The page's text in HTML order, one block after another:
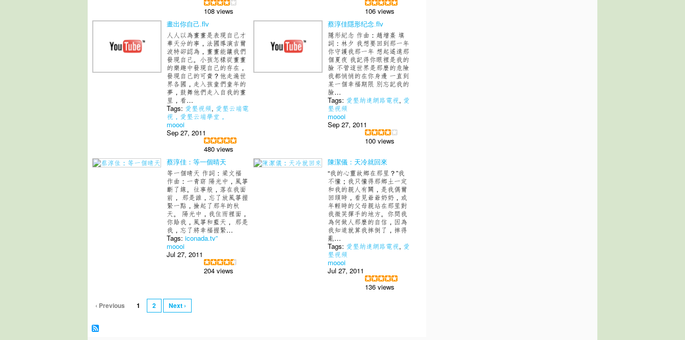
108 views
106 views
畫出你自己.flv
人人以為畫畫是表現自己才
華天分的事，法國導演吉爾
波特卻認為，畫畫能讓我們
發現自己。小孩怎樣從畫畫
的樂趣中發現自己的存在，
發現自己的可貴？他走遍世
界各國，走入孩童們童年的
夢，鼓舞他們走入自我的畫
里，看…
Tags: 愛墾視頻, 愛墾云端電
視，愛墾云端學堂，
moooi
Sep 27, 2011
480 views
蔡淳佳隱形纪念.flv
隱形紀念 作曲：趙增熹 填
詞：林夕 我想要回到那一年
你守護我那一年 想起遙遠那
個夏夜 我記得你眼裡是我的
臉 不管這世界是那麼的危險
我都悄悄的在你身邊 一直到
某一個幸福期限 別忘記我的
臉…
Tags: 愛墾納達網路電視, 愛
墾視頻
moooi
Sep 27, 2011
100 views
蔡淳佳：等一個晴天
等一個晴天 作詞：梁文福
作曲：一青窈 陽光中，風箏
斷了線。往事般，落在我面
前， 那是誰，忘了放風箏握
緊一點，撿起了那年的秋
天。 陽光中，我住雨裡面，
你給我，風箏和藍天， 那是
我，忘了將幸福握緊…
Tags: iconada.tv”
moooi
Jul 27, 2011
204 views
陳潔儀：天冷就回來
“我的心靈故鄉在那里？”我
不懂；我只懂得那鄉土一定
和我的親人有關，是我偶爾
回頭時，看見爺爺奶奶，或
年輕時的父母親站在那里對
我微笑揮手的地方。你問我
為何做人那麼的自信，因為
我知道就算我摔倒了，摔得
亂…
Tags: 愛墾納達網路電視, 愛
墾視頻
moooi
Jul 27, 2011
136 views
‹ Previous 1 2 Next ›